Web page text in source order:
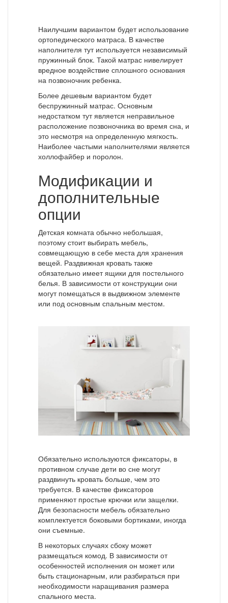
Наилучшим вариантом будет использование
ортопедического матраса. В качестве
наполнителя тут используется независимый
пружинный блок. Такой матрас нивелирует
вредное воздействие сплошного основания
на позвоночник ребенка.
Более дешевым вариантом будет
беспружинный матрас. Основным
недостатком тут является неправильное
расположение позвоночника во время сна, и
это несмотря на определенную мягкость.
Наиболее частыми наполнителями является
холлофайбер и поролон.
Модификации и
дополнительные
опции
Детская комната обычно небольшая,
поэтому стоит выбирать мебель,
совмещающую в себе места для хранения
вещей. Раздвижная кровать также
обязательно имеет ящики для постельного
белья. В зависимости от конструкции они
могут помещаться в выдвижном элементе
или под основным спальным местом.
Обязательно используются фиксаторы, в
противном случае дети во сне могут
раздвинуть кровать больше, чем это
требуется. В качестве фиксаторов
применяют простые крючки или защелки.
Для безопасности мебель обязательно
комплектуется боковыми бортиками, иногда
они съемные.
В некоторых случаях сбоку может
размещаться комод. В зависимости от
особенностей исполнения он может или
быть стационарным, или разбираться при
необходимости наращивания размера
спального места.